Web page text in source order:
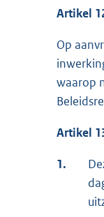
Artikel
Op
waarop
Artikel
1.